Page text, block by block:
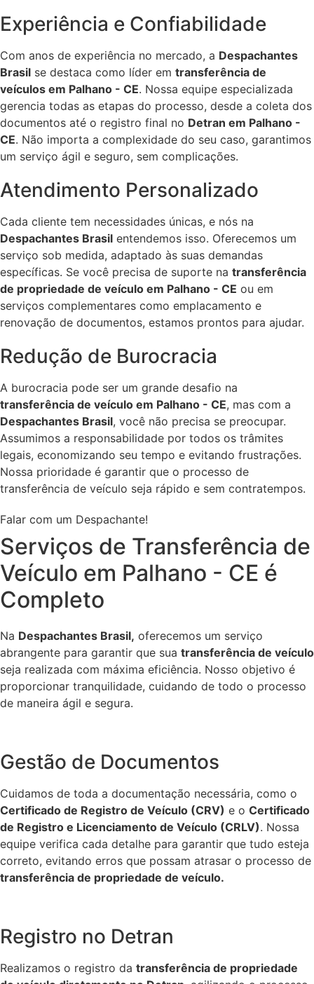
Experiência e Confiabilidade
Com anos de experiência no mercado, a Despachantes
Brasil se destaca como líder em transferência de
veículos em Palhano - CE. Nossa equipe especializada
gerencia todas as etapas do processo, desde a coleta dos
documentos até o registro final no Detran em Palhano -
CE. Não importa a complexidade do seu caso, garantimos
um serviço ágil e seguro, sem complicações.
Atendimento Personalizado
Cada cliente tem necessidades únicas, e nós na
Despachantes Brasil entendemos isso. Oferecemos um
serviço sob medida, adaptado às suas demandas
específicas. Se você precisa de suporte na transferência
de propriedade de veículo em Palhano - CE ou em
serviços complementares como emplacamento e
renovação de documentos, estamos prontos para ajudar.
Redução de Burocracia
A burocracia pode ser um grande desafio na
transferência de veículo em Palhano - CE, mas com a
Despachantes Brasil, você não precisa se preocupar.
Assumimos a responsabilidade por todos os trâmites
legais, economizando seu tempo e evitando frustrações.
Nossa prioridade é garantir que o processo de
transferência de veículo seja rápido e sem contratempos.
Falar com um Despachante!
Serviços de Transferência de
Veículo em Palhano - CE é
Completo
Na Despachantes Brasil, oferecemos um serviço
abrangente para garantir que sua transferência de veículo
seja realizada com máxima eficiência. Nosso objetivo é
proporcionar tranquilidade, cuidando de todo o processo
de maneira ágil e segura.
Gestão de Documentos
Cuidamos de toda a documentação necessária, como o
Certificado de Registro de Veículo (CRV) e o Certificado
de Registro e Licenciamento de Veículo (CRLV). Nossa
equipe verifica cada detalhe para garantir que tudo esteja
correto, evitando erros que possam atrasar o processo de
transferência de propriedade de veículo.
Registro no Detran
Realizamos o registro da transferência de propriedade